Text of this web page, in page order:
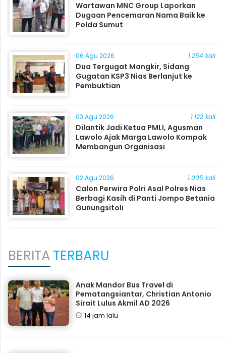
Wartawan MNC Group Laporkan
Dugaan Pencemaran Nama Baik ke
Polda Sumut
06 Agu 2026 1.254 kali
Dua Tergugat Mangkir, Sidang
Gugatan KSP3 Nias Berlanjut ke
Pembuktian
03 Agu 2026 1.122 kali
Dilantik Jadi Ketua PMLI, Agusman
Lawolo Ajak Marga Lawolo Kompak
Membangun Organisasi
02 Agu 2026 1.005 kali
Calon Perwira Polri Asal Polres Nias
Berbagi Kasih di Panti Jompo Betania
Gunungsitoli
BERITATERBARU
Anak Mandor Bus Travel di
Pematangsiantar, Christian Antonio
Sirait Lulus Akmil AD 2026
14 jam lalu